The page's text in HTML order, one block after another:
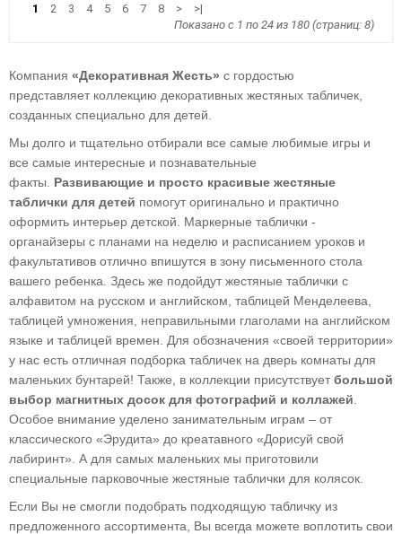
1 2 3 4 5 6 7 8 >
>|
Показано с 1 по 24 из 180 (страниц: 8)
Компания «Декоративная Жесть» с гордостью
представляет коллекцию декоративных жестяных табличек,
созданных специально для детей.
Мы долго и тщательно отбирали все самые любимые игры и
все самые интересные и познавательные
факты. Развивающие и просто красивые жестяные
таблички для детей помогут оригинально и практично
оформить интерьер детской. Маркерные таблички -
органайзеры с планами на неделю и расписанием уроков и
факультативов отлично впишутся в зону письменного стола
вашего ребенка. Здесь же подойдут жестяные таблички с
алфавитом на русском и английском, таблицей Менделеева,
таблицей умножения, неправильными глаголами на английском
языке и таблицей времен. Для обозначения «своей территории»
у нас есть отличная подборка табличек на дверь комнаты для
маленьких бунтарей! Также, в коллекции присутствуетбольшой
выбор магнитных досок для фотографий и коллажей
Особое внимание уделено занимательным играм – от
классического «Эрудита» до креатавного «Дорисуй свой
лабиринт». А для самых маленьких мы приготовили
специальные парковочные жестяные таблички для колясок.
Если Вы не смогли подобрать подходящую табличку из
предложенного ассортимента, Вы всегда можете воплотить свои